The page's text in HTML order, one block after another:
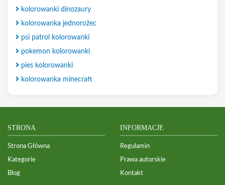
kolorowanki dinozaury
kolorowanka jednorożec
psi patrol kolorowanki
pokemon kolorowanki
pies kolorowanki
kolorowanka minecraft
STRONA
Strona Główna
Kategorie
Blog
INFORMACJE
Regulamin
Prawa autorskie
Kontakt